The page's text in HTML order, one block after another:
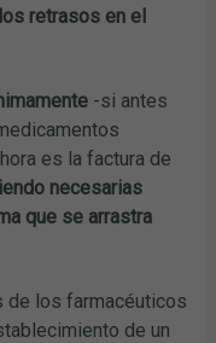
retrasos en el
-si antes
es la factura de
necesarias
que se arrastra
de los farmacéuticos
de un